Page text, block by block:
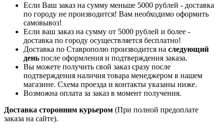
Если Ваш заказ на сумму меньше 5000 рублей - доставка
по городу не производится! Вам необходимо оформить
самовывоз!
Если ваш заказ на сумму от 5000 рублей и более -
доставка по городу осуществляется бесплатно!
Доставка по Ставрополю производится на следующий
день после оформления и подтверждения заказа.
Вы можете получить свой заказ сразу после
подтверждения наличия товара менеджером в нашем
магазине. Схема проезда и контакты указаны ниже.
Возможна оплата за заказ в момент получения.
Доставка сторонним курьером (При полной предоплате
заказа на сайте).